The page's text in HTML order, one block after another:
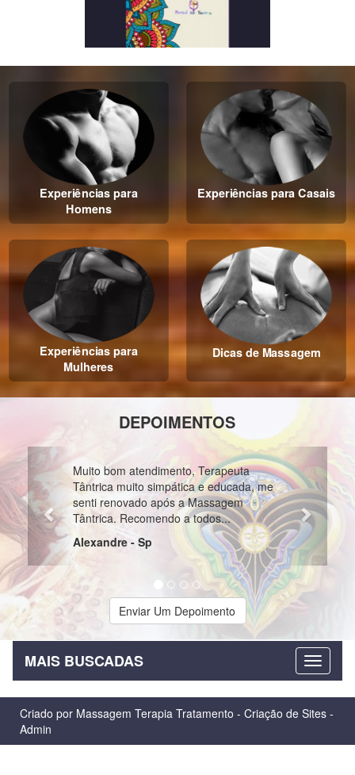
Experiências para
Homens
Experiências para Casais
Experiências para
Mulheres
Dicas de Massagem
DEPOIMENTOS
ótimo site, anunciantes muito
profissionais e atenciosas, recomendo
Edson da Cruz Santa Catarina Sc
Previous Next
Enviar Um Depoimento
MAIS BUSCADAS
Criado porMassagem Terapia Tratamento-Criação de Sites-
Admin